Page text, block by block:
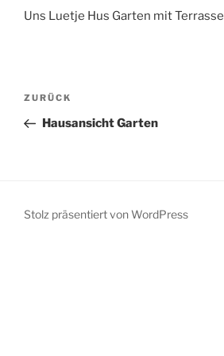
Uns Luetje Hus Garten mit Terrasse
Beitragsnavigation
Vorheriger
Beitrag
ZURÜCK
Hausansicht Garten
Stolz präsentiert von WordPress